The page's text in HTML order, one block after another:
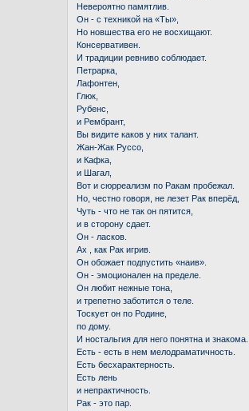
Невероятно памятлив.
Он - с техникой на «Ты»,
Но новшества его не восхищают.
Консервативен.
И традиции ревниво соблюдает.
Петрарка,
Лафонтен,
Глюк,
Рубенс,
и Рембрант,
Вы видите каков у них талант.
Жан-Жак Руссо,
и Кафка,
и Шагал,
Вот и сюрреализм по Ракам пробежал.
Но, честно говоря, не лезет Рак вперёд,
Чуть - что не так он пятится,
и в сторону сдает.
Он - ласков.
Ах , как Рак игрив.
Он обожает подпустить «наив».
Он - эмоционален на пределе.
Он любит нежные тона,
и трепетно заботится о теле.
Тоскует он по Родине,
по дому.
И ностальгия для него понятна и знакома.
Есть - есть в нем мелодраматичность.
Есть бесхарактерность.
Есть лень
и непрактичность.
Рак - это пар.